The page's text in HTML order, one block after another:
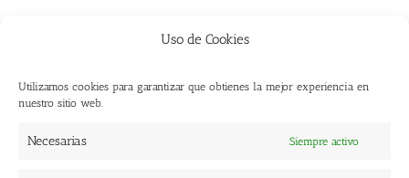
Uso de Cookies
Utilizamos cookies para garantizar que obtienes la mejor experiencia en
nuestro sitio web.
Necesarias Siempre activo
You must be